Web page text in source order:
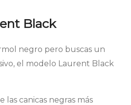
Black
negro pero buscas un
el modelo Laurent Black
las canicas negras más